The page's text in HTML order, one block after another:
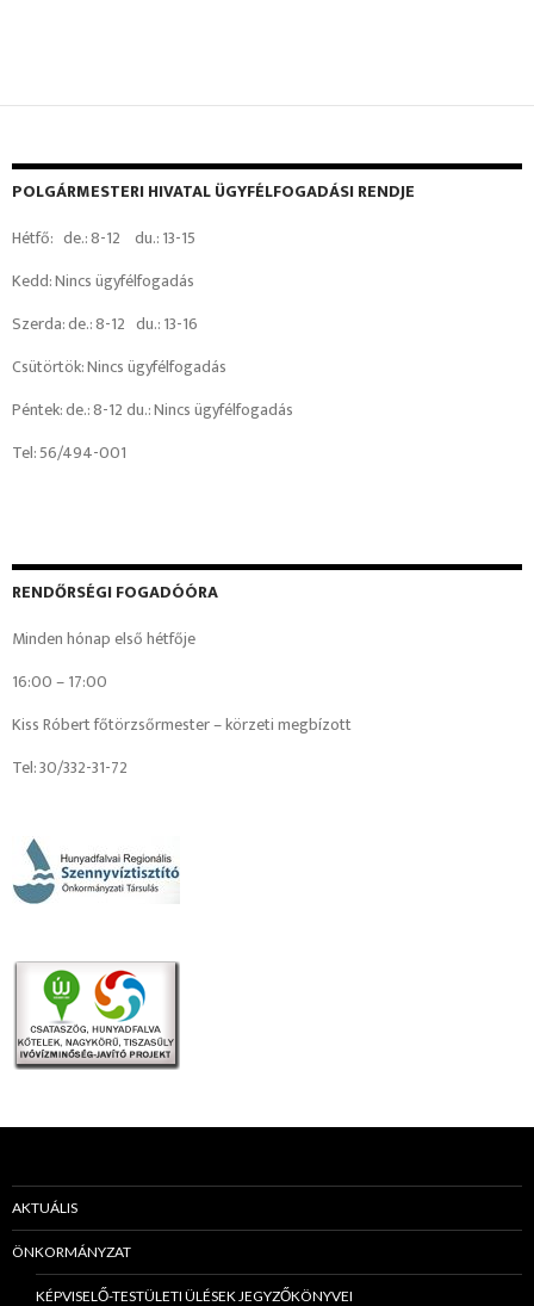
POLGÁRMESTERI HIVATAL ÜGYFÉLFOGADÁSI RENDJE
Hétfő: de.: 8-12 du.: 13-15
Kedd: Nincs ügyfélfogadás
Szerda: de.: 8-12 du.: 13-16
Csütörtök: Nincs ügyfélfogadás
Péntek: de.: 8-12 du.: Nincs ügyfélfogadás
Tel: 56/494-001
RENDŐRSÉGI FOGADÓÓRA
Minden hónap első hétfője
16:00 – 17:00
Kiss Róbert főtörzsőrmester – körzeti megbízott
Tel: 30/332-31-72
AKTUÁLIS
ÖNKORMÁNYZAT
KÉPVISELŐ-TESTÜLETI ÜLÉSEK JEGYZŐKÖNYVEI